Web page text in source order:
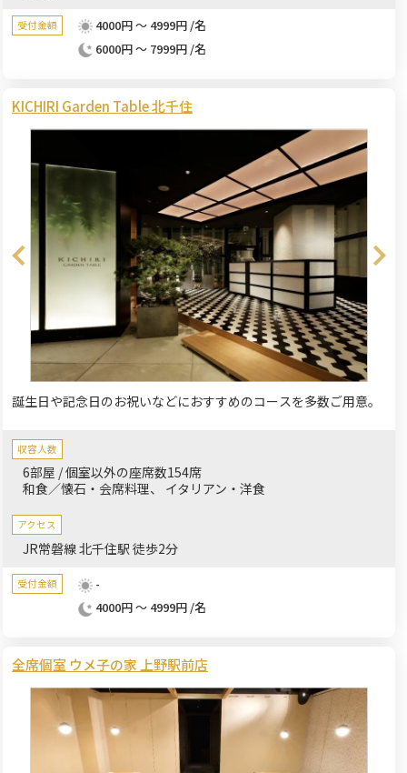
受付金額
4000円 ～ 4999円 /名
6000円 ～ 7999円 /名
KICHIRI Garden Table 北千住
誕生日や記念日のお祝いなどにおすすめのコースを多数ご用意。
収容人数
6部屋 / 個室以外の座席数154席
和食／懐石・会席料理
イタリアン・洋食
アクセス
JR常磐線 北千住駅 徒歩2分
受付金額
-
4000円 ～ 4999円 /名
全席個室 ウメ子の家 上野駅前店